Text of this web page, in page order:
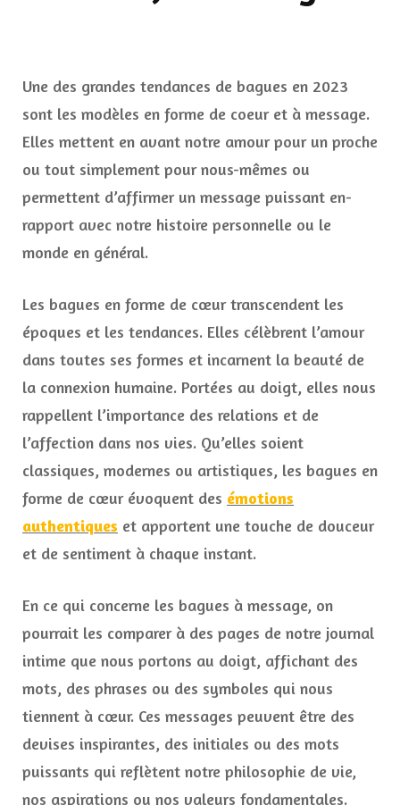
Une des grandes tendances de bagues en 2023
sont les modèles en forme de coeur et à message.
Elles mettent en avant notre amour pour un proche
ou tout simplement pour nous-mêmes ou
permettent d’affirmer un message puissant en-
rapport avec notre histoire personnelle ou le
monde en général.
Les bagues en forme de cœur transcendent les
époques et les tendances. Elles célèbrent l’amour
dans toutes ses formes et incarnent la beauté de
la connexion humaine. Portées au doigt, elles nous
rappellent l’importance des relations et de
l’affection dans nos vies. Qu’elles soient
classiques, modernes ou artistiques, les bagues en
forme de cœur évoquent des émotions
authentiques et apportent une touche de douceur
et de sentiment à chaque instant.
En ce qui concerne les bagues à message, on
pourrait les comparer à des pages de notre journal
intime que nous portons au doigt, affichant des
mots, des phrases ou des symboles qui nous
tiennent à cœur. Ces messages peuvent être des
devises inspirantes, des initiales ou des mots
puissants qui reflètent notre philosophie de vie,
nos aspirations ou nos valeurs fondamentales.